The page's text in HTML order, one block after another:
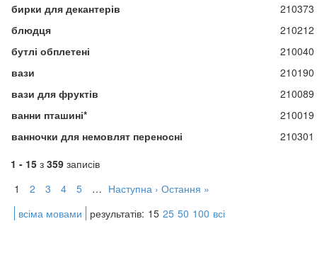
бирки для декантерів
210373
блюдця
210212
бутлі обплетені
210040
вази
210190
вази для фруктів
210089
ванни пташині*
210019
ванночки для немовлят переносні
210301
1 - 15 з 359 записів
1
2 3 4 5 … Наступна › Остання »
всіма мовами
результатів: 15 25 50 100 всі